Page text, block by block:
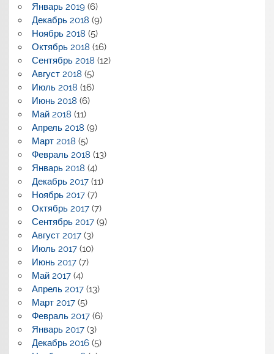
Январь 2019(6)
Декабрь 2018 (9)
Ноябрь 2018 (5)
Октябрь 2018 (16)
Сентябрь 2018 (12)
Август 2018 (5)
Июль 2018 (16)
Июнь 2018 (6)
Май 2018 (11)
Апрель 2018 (9)
Март 2018 (5)
Февраль 2018 (13)
Январь 2018 (4)
Декабрь 2017(11)
Ноябрь 2017(7)
Октябрь 2017(7)
Сентябрь 2017(9)
Август 2017(3)
Июль 2017(10)
Июнь 2017(7)
Май 2017(4)
Апрель 2017(13)
Март 2017(5)
Февраль 2017(6)
Январь 2017(3)
Декабрь 2016(5)